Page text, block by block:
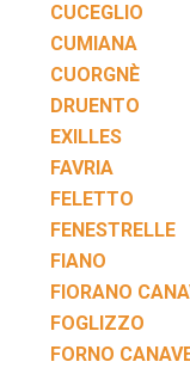
CUCEGLIO
CUMIANA
CUORGNÈ
DRUENTO
EXILLES
FAVRIA
FELETTO
FENESTRELLE
FIANO
FIORANO
FOGLIZZO
FORNO